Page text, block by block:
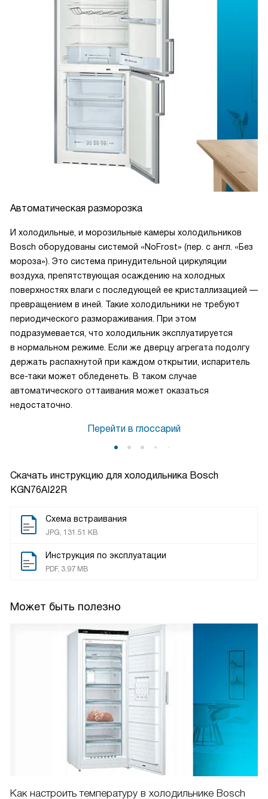
Скачать инструкцию для холодильника Bosch
KGN76AI22R
Схема встраивания
JPG, 131.51 KB
Инструкция по эксплуатации
PDF, 3.97 MB
Может быть полезно
Как настроить температуру в холодильнике Bosch
Автоматическая разморозка
И холодильные, и морозильные камеры холодильников
Bosch оборудованы системой «NoFrost» (пер. с англ. «Без
мороза»). Это система принудительной циркуляции
воздуха, препятствующая осаждению на холодных
поверхностях влаги с последующей ее кристаллизацией —
превращением в иней. Такие холодильники не требуют
периодического размораживания. При этом
подразумевается, что холодильник эксплуатируется
в нормальном режиме. Если же дверцу агрегата подолгу
держать распахнутой при каждом открытии, испаритель
все-таки может обледенеть. В таком случае
автоматического оттаивания может оказаться
недостаточно.
Перейти в глоссарий